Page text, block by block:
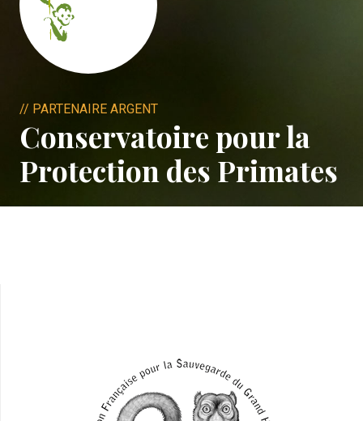
// PARTENAIRE ARGENT
Conservatoire pour la
Protection des Primates